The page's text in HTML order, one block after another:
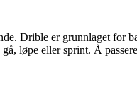
Drible er grunnlaget for
løpe eller sprint. Å